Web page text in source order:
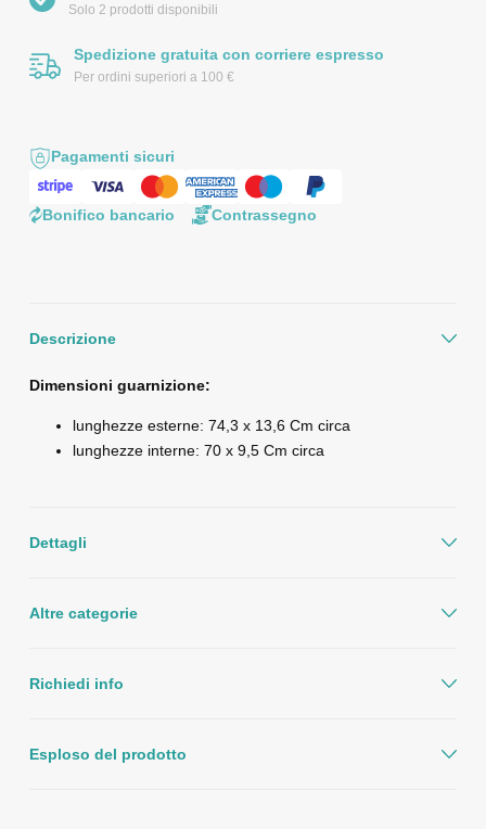
Solo 2 prodotti disponibili
Spedizione gratuita con corriere espresso
Per ordini superiori a 100 €
Pagamenti sicuri
Bonifico bancario Contrassegno
Descrizione
Dimensioni guarnizione:
lunghezze esterne: 74,3 x 13,6 Cm circa
lunghezze interne: 70 x 9,5 Cm circa
Dettagli
Altre categorie
Richiedi info
Esploso del prodotto